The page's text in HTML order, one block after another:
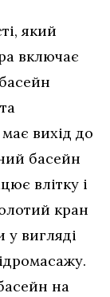
який
включає
вихід до
басейн
влітку і
кран
вигляді
на